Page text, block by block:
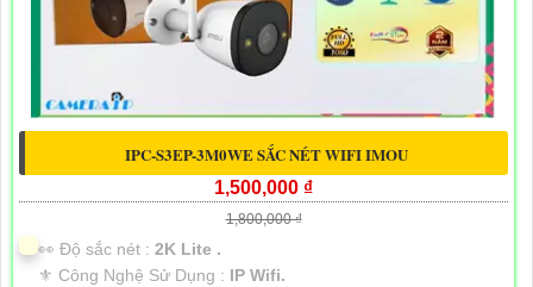
IPC-S3EP-3M0WE SẮC NÉT WIFI IMOU
1,500,000 ₫
1,800,000 ₫
️👀 Độ sắc nét : 2K Lite .
⚜️ Công Nghệ Sử Dụng : IP Wifi.